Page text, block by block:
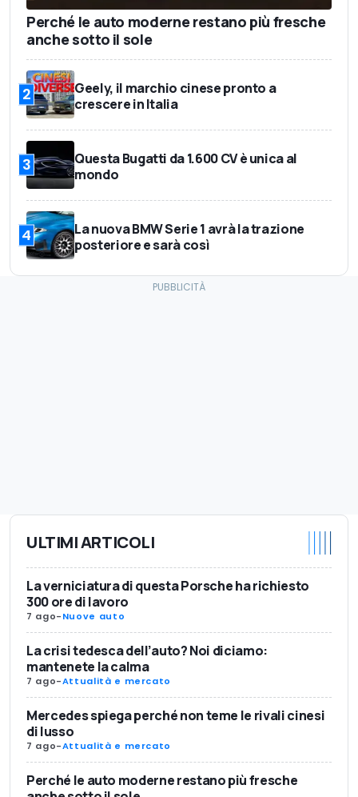
Perché le auto moderne restano più fresche
anche sotto il sole
2
Geely, il marchio cinese pronto a
crescere in Italia
3
Questa Bugatti da 1.600 CV è unica al
mondo
4
La nuova BMW Serie 1 avrà la trazione
posteriore e sarà così
ULTIMI ARTICOLI
La verniciatura di questa Porsche ha richiesto
300 ore di lavoro
7 ago-Nuove auto
La crisi tedesca dell’auto? Noi diciamo:
mantenete la calma
7 ago-Attualità e mercato
Mercedes spiega perché non teme le rivali cinesi
di lusso
7 ago-Attualità e mercato
Perché le auto moderne restano più fresche